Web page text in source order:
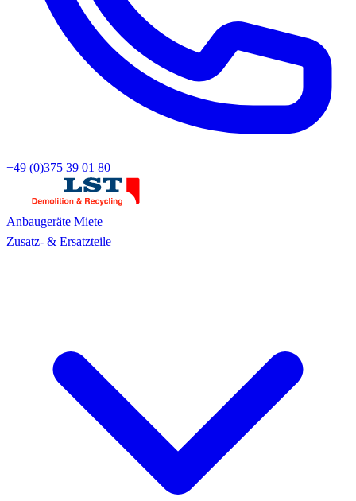
+49 (0)375 39 01 80
Anbaugeräte Miete
Zusatz- & Ersatzteile